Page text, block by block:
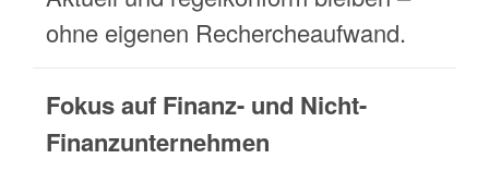
ohne eigenen Rechercheaufwand.
Fokus auf Finanz- und Nicht-
Finanzunternehmen